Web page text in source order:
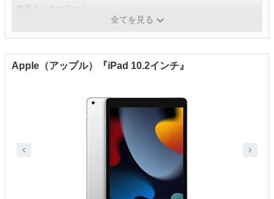
内蔵インターフェ
全てを見る
Apple（アップル）『iPad 10.2インチ』